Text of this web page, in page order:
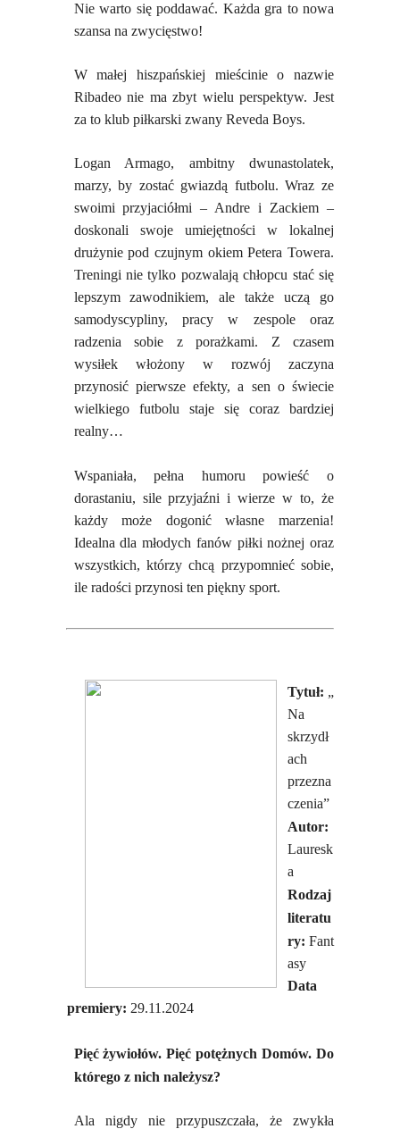
Nie warto się poddawać. Każda gra to nowa
szansa na zwycięstwo!
W małej hiszpańskiej mieścinie o nazwie
Ribadeo nie ma zbyt wielu perspektyw. Jest
za to klub piłkarski zwany Reveda Boys.
Logan Armago, ambitny dwunastolatek,
marzy, by zostać gwiazdą futbolu. Wraz ze
swoimi przyjaciółmi – Andre i Zackiem –
doskonali swoje umiejętności w lokalnej
drużynie pod czujnym okiem Petera Towera.
Treningi nie tylko pozwalają chłopcu stać się
lepszym zawodnikiem, ale także uczą go
samodyscypliny, pracy w zespole oraz
radzenia sobie z porażkami. Z czasem
wysiłek włożony w rozwój zaczyna
przynosić pierwsze efekty, a sen o świecie
wielkiego futbolu staje się coraz bardziej
realny…
Wspaniała, pełna humoru powieść o
dorastaniu, sile przyjaźni i wierze w to, że
każdy może dogonić własne marzenia!
Idealna dla młodych fanów piłki nożnej oraz
wszystkich, którzy chcą przypomnieć sobie,
ile radości przynosi ten piękny sport.
Tytuł: „
Na
skrzydł
ach
przezna
czenia”
Autor:
Lauresk
a
Rodzaj
literatu
ry: Fant
asy
Data
premiery: 29.11.2024
Pięć żywiołów. Pięć potężnych Domów. Do
którego z nich należysz?
Ala nigdy nie przypuszczała, że zwykła